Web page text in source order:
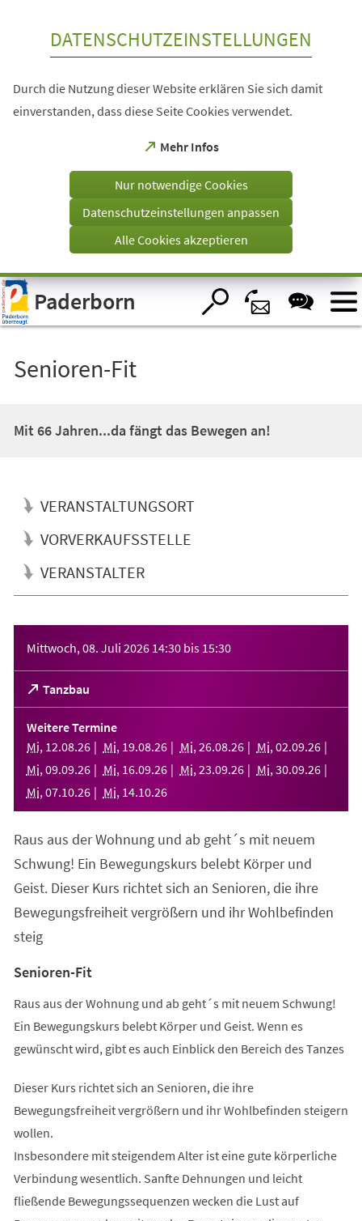
Visuelle
Assistenzsoftware
öffnen.
DATENSCHUTZEINSTELLUNGEN
Durch die Nutzung dieser Website erklären Sie sich damit
einverstanden, dass diese Seite Cookies verwendet.
Mehr Infos
(Öffnet
einem
Tab)
Nur notwendige Cookies
Datenschutzeinstellungen anpassen
Alle Cookies akzeptieren
Paderborn
Senioren-Fit
Mit 66 Jahren...da fängt das Bewegen an!
VERANSTALTUNGSORT
VORVERKAUFSSTELLE
VERANSTALTER
Mittwoch, 08. Juli 2026 14:30 bis 15:30
Tanzbau
(Öffnet
in
einem
neuen
Tab)
Weitere Termine
Mi, 12.08.26 Mi, 19.08.26 Mi, 26.08.26 Mi, 02.09.26
Mi, 09.09.26 Mi, 16.09.26 Mi, 23.09.26 Mi, 30.09.26
Mi, 07.10.26 Mi, 14.10.26
Raus aus der Wohnung und ab geht´s mit neuem
Schwung! Ein Bewegungskurs belebt Körper und
Geist. Dieser Kurs richtet sich an Senioren, die ihre
Bewegungsfreiheit vergrößern und ihr Wohlbefinden
steig
Senioren-Fit
Raus aus der Wohnung und ab geht´s mit neuem Schwung!
Ein Bewegungskurs belebt Körper und Geist. Wenn es
gewünscht wird, gibt es auch Einblick den Bereich des Tanzes
Dieser Kurs richtet sich an Senioren, die ihre
Bewegungsfreiheit vergrößern und ihr Wohlbefinden steigern
wollen.
Insbesondere mit steigendem Alter ist eine gute körperliche
Verbindung wesentlich. Sanfte Dehnungen und leicht
fließende Bewegungssequenzen wecken die Lust auf